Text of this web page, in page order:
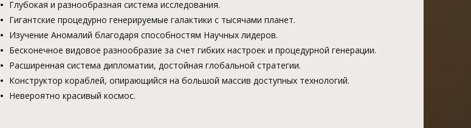
Глубокая и разнообразная система исследования.
Гигантские процедурно генерируемые галактики с тысячами планет.
Изучение Аномалий благодаря способностям Научных лидеров.
Бесконечное видовое разнообразие за счет гибких настроек и процедурной генерации.
Расширенная система дипломатии, достойная глобальной стратегии.
Конструктор кораблей, опирающийся на большой массив доступных технологий.
Невероятно красивый космос.